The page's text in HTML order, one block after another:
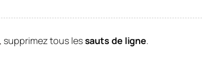
, supprimez tous lessauts de ligne.